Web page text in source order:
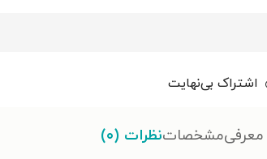
اشتراک بی‌نهایت
معرفیمشخصاتنظرات (۰)